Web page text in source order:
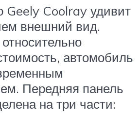
Geely Coolray удивит
внешний вид.
автомобиль
Передняя панель
на три части: